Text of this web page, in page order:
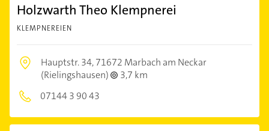
Holzwarth Theo Klempnerei
KLEMPNEREIEN
Hauptstr. 34,71672 Marbach am Neckar
(Rielingshausen)
3,7 km
07144 3 90 43